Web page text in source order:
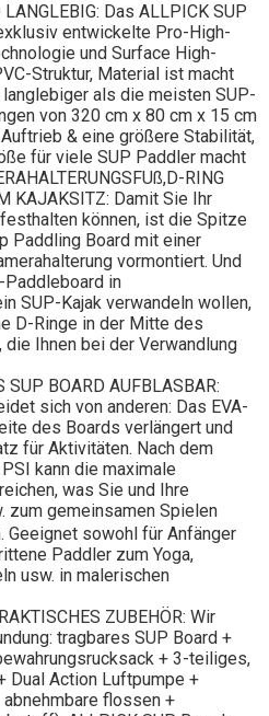
Das ALLPICK SUP
entwickelte Pro-High-
und Surface High-
Struktur, Material ist macht
als die meisten SUP-
von 320 cm x 80 cm x 15 cm
& eine größere Stabilität,
für viele SUP Paddler macht
RING
KAJAKSITZ: Damit Sie Ihr
können, ist die Spitze
Paddling Board mit einer
vormontiert. Und
Paddleboard in
SUP-Kajak verwandeln wollen,
D-Ringe in der Mitte des
die Ihnen bei der Verwandlung
SUP BOARD AUFBLASBAR:
sich von anderen: Das EVA-
des Boards verlängert und
für Aktivitäten. Nach dem
kann die maximale
was Sie und Ihre
zum gemeinsamen Spielen
Geeignet sowohl für Anfänger
Paddler zum Yoga,
usw. in malerischen
ZUBEHÖR: Wir
tragbares SUP Board +
+ 3-teiliges,
Dual Action Luftpumpe +
flossen +